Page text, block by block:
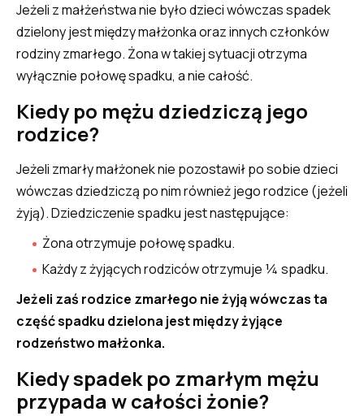
Jeżeli z małżeństwa nie było dzieci wówczas spadek
dzielony jest między małżonka oraz innych członków
rodziny zmarłego. Żona w takiej sytuacji otrzyma
wyłącznie połowę spadku, a nie całość.
Kiedy po mężu dziedziczą jego
rodzice?
Jeżeli zmarły małżonek nie pozostawił po sobie dzieci
wówczas dziedziczą po nim również jego rodzice (jeżeli
żyją). Dziedziczenie spadku jest następujące:
Żona otrzymuje połowę spadku.
Każdy z żyjących rodziców otrzymuje ¼ spadku.
Jeżeli zaś rodzice zmarłego nie żyją wówczas ta
część spadku dzielona jest między żyjące
rodzeństwo małżonka.
Kiedy spadek po zmarłym mężu
przypada w całości żonie?